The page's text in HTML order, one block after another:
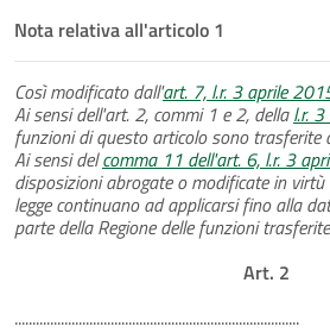
Nota relativa all'articolo 1
Così modificato dall'art. 7, l.r. 3 aprile
Ai sensi dell'art. 2, commi 1 e 2, dellal.r.
funzioni di questo articolo sono trasferite
Ai sensi delcomma 11 dell'art. 6, l.r. 3
disposizioni abrogate o modificate in virtù
legge continuano ad applicarsi fino alla
parte della Regione delle funzioni
Art. 2
................................................................................